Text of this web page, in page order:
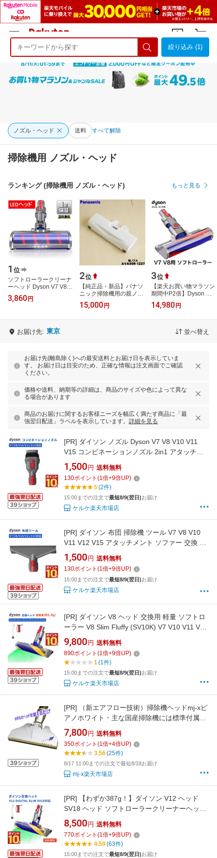
ようこそ 楽天市場へ ログイン
絞り込み (1)
ノズル・ヘッド 送料 すべて解除
掃除機用 ノズル・ヘッド
ランキング (掃除機用 ノズル・ヘッド) もっと見る
1 位
ソフトローラークリーナ
ーヘッド Dyson V7 V8
V10 V11シリーズ専用 モ
ーターヘッド 、交換部品
3,860 円
2位
【純正品・新品】パナソ
ニック掃除機用の親ノズ
ル★1個【Panasonic
AVA99R-1Z27】【5】
15,000 円
3位
【楽天お買い物マラソン
期間中P2倍】Dyson 純
正 ダイソン ソフトロー
ラークリーナーヘッド
14,980 円
お届け先: 東京 並べ替え
お届け先(離島除く)への最安送料とお届け日を表示していま
す。 お届け日は目安のため、正確な情報は注文画面でご確認
ください。
価格や送料、納期等の詳細は、商品のサイズや色によって異な
る場合があります
商品のお届けに関するお客様ニーズを幅広く満たす商品に「最
強翌日配送」ラベルを表示しています。 詳細を見る
[PR] ダイソン ノズル Dyson V7 V8 V10 V11
V15 コンビネーションノズル 2in1 アタッチメ
ント 互換品 掃除機用パーツ 交換部品 ヘッド
1,500 円 送料無料
130ポイント (1倍+9倍UP)
5(2件)
15:00までの注文で最短8/9(翌日)お届け
ケルケ楽天市場店
[PR] ダイソン 布団 掃除機 ツール V7 V8 V10
V11 V12 V15 アタッチメント ソファー 交換 互
換品 布団ノズル
1,500 円 送料無料
130ポイント (1倍+9倍UP)
15:00までの注文で最短8/9(翌日)お届け
ケルケ楽天市場店
[PR] ダイソン V8 ヘッド 交換用 軽量 ソフトロ
ーラー V8 Slim Fluffy (SV10K) V7 V10 V11 V15
対応 緑光LED 互換ヘッド
9,800 円 送料無料
890ポイント (1倍+9倍UP)
1(1件)
15:00までの注文で最短8/9(翌日)お届け
ケルケ楽天市場店
[PR]
（新エアフロー技術）掃除機ヘッドmj-xピ
アノホワイト・主な国産掃除機には標準付属品
3サイズの継手で接続可能、ダイソン等外国製
品には各々対応した接続アタッチメントを別
売。ペットの毛やダニ等の微細塵ゴミを強力吸
引 MJ-X 製造元の直販商品
7,800 円 送料無料
350ポイント (1倍+4倍UP)
3.56(25件)
8/17 11:00までの注文で最短8/18お届け
mj-x楽天市場店
[PR]
【わずか387g！】ダイソン V12 ヘッド
SV18 ヘッド ソフトローラークリーナーヘッド
交換ヘッド 互換ヘッド Dyson V12 Detect V12
Digital Slim SV18FF SV20FF SV30ABL
SV46ABL 緑色ホコリ検知 超柔軟 床傷つけず
8,500 円 送料無料
770ポイント (1倍+9倍UP)
4.59(63件)
15:00までの注文で最短8/9(翌日)お届け